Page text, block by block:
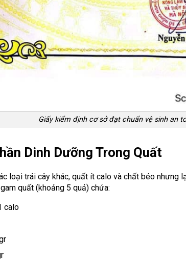
Giấy kiểm định cơ sở đạt chuẩn vệ sinh an
Dinh Dưỡng Trong Quất
loại trái cây khác, quất ít calo và chất béo nhưng
quất (khoảng 5 quả) chứa:
calo